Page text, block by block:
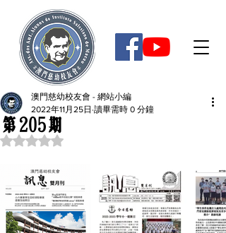
第205期
澳門慈幼校友會 - 網站小編
2022年11月25日 讀畢需時 0 分鐘
評等為 NaN（最高為 5 顆星）。